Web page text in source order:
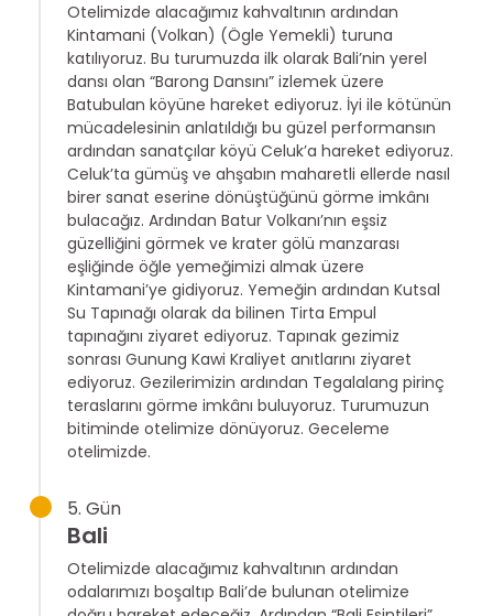
Otelimizde alacağımız kahvaltının ardından
Kintamani (Volkan) (Ögle Yemekli) turuna
katılıyoruz. Bu turumuzda ilk olarak Bali’nin yerel
dansı olan “Barong Dansını” izlemek üzere
Batubulan köyüne hareket ediyoruz. İyi ile kötünün
mücadelesinin anlatıldığı bu güzel performansın
ardından sanatçılar köyü Celuk’a hareket ediyoruz.
Celuk’ta gümüş ve ahşabın maharetli ellerde nasıl
birer sanat eserine dönüştüğünü görme imkânı
bulacağız. Ardından Batur Volkanı’nın eşsiz
güzelliğini görmek ve krater gölü manzarası
eşliğinde öğle yemeğimizi almak üzere
Kintamani’ye gidiyoruz. Yemeğin ardından Kutsal
Su Tapınağı olarak da bilinen Tirta Empul
tapınağını ziyaret ediyoruz. Tapınak gezimiz
sonrası Gunung Kawi Kraliyet anıtlarını ziyaret
ediyoruz. Gezilerimizin ardından Tegalalang pirinç
teraslarını görme imkânı buluyoruz. Turumuzun
bitiminde otelimize dönüyoruz. Geceleme
otelimizde.
5. Gün
Bali
Otelimizde alacağımız kahvaltının ardından
odalarımızı boşaltıp Bali’de bulunan otelimize